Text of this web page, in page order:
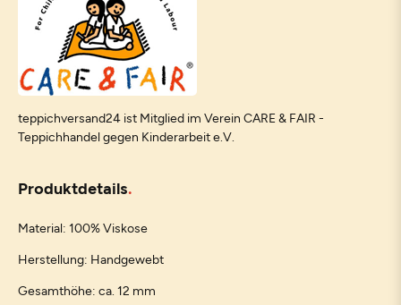
teppichversand24 ist Mitglied im Verein CARE & FAIR -
Teppichhandel gegen Kinderarbeit e.V.
Produktdetails
Material: 100% Viskose
Herstellung: Handgewebt
Gesamthöhe: ca. 12 mm